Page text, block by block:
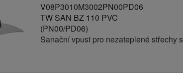
V08P3010M3002PN00PD06
TW SAN BZ 110 PVC
(PN00/PD06)
Sanační vpust pro nezateplené střechy